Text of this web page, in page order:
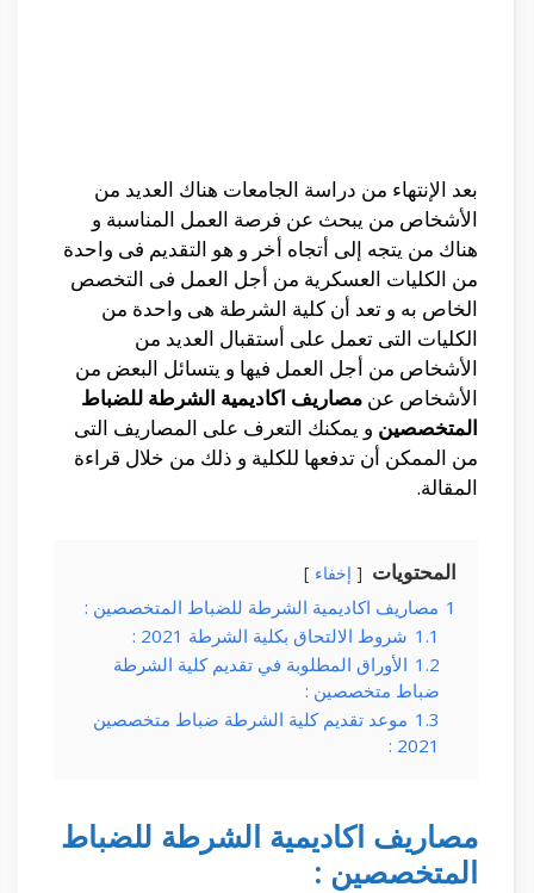
بعد الإنتهاء من دراسة الجامعات هناك العديد من
الأشخاص من يبحث عن فرصة العمل المناسبة و
هناك من يتجه إلى أتجاه أخر و هو التقديم فى واحدة
من الكليات العسكرية من أجل العمل فى التخصص
الخاص به و تعد أن كلية الشرطة هى واحدة من
الكليات التى تعمل على أستقبال العديد من
الأشخاص من أجل العمل فيها و يتسائل البعض من
الأشخاص عن مصاريف اكاديمية الشرطة للضباط
المتخصصين و يمكنك التعرف على المصاريف التى
من الممكن أن تدفعها للكلية و ذلك من خلال قراءة
المقالة.
المحتويات إخفاء
1 مصاريف اكاديمية الشرطة للضباط المتخصصين :
1.1 شروط الالتحاق بكلية الشرطة 2021 :
1.2 الأوراق المطلوبة في تقديم كلية الشرطة
ضباط متخصصين :
1.3 موعد تقديم كلية الشرطة ضباط متخصصين
2021 :
مصاريف اكاديمية الشرطة للضباط
المتخصصين :